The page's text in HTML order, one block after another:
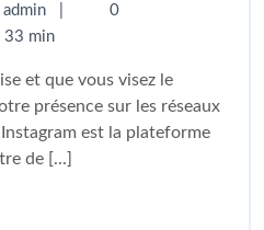
admin
0
33 min
présence sur les réseaux
est la plateforme
de [...]